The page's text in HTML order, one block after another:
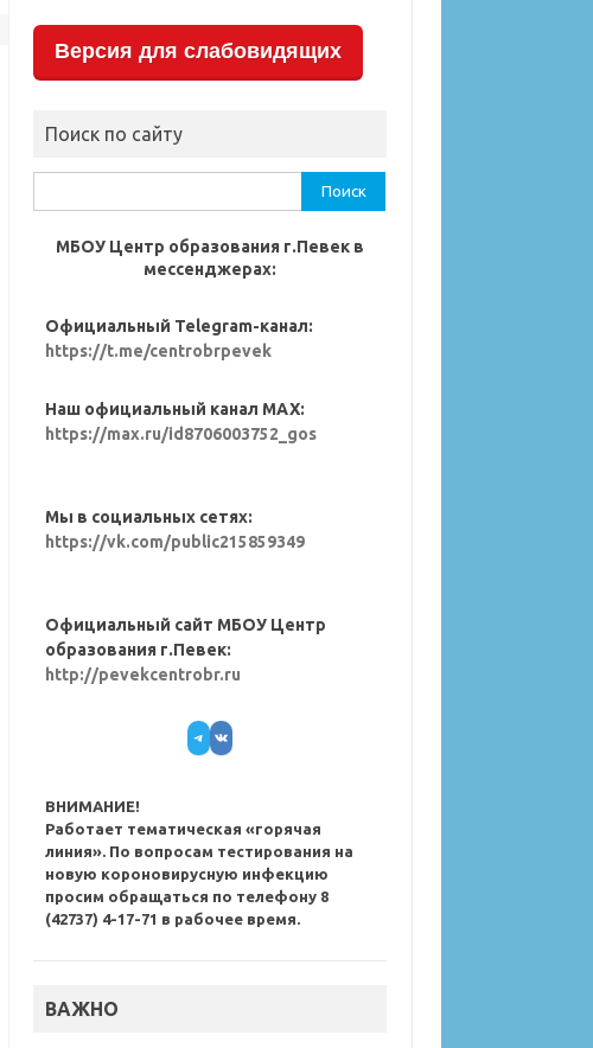
Версия для слабовидящих
Поиск по сайту
МБОУ Центр образования г.Певек в
мессенджерах:
Официальный Telegram-канал:
https://t.me/centrobrpevek
Наш официальный канал MAX:
https://max.ru/id8706003752_gos
Мы в социальных сетях:
https://vk.com/public215859349
Официальный сайт МБОУ Центр
образования г.Певек:
http://pevekcentrobr.ru
Telegram
VK
ВНИМАНИЕ!
Работает тематическая «горячая
линия». По вопросам тестирования на
новую короновирусную инфекцию
просим обращаться по телефону 8
(42737) 4-17-71 в рабочее время.
ВАЖНО